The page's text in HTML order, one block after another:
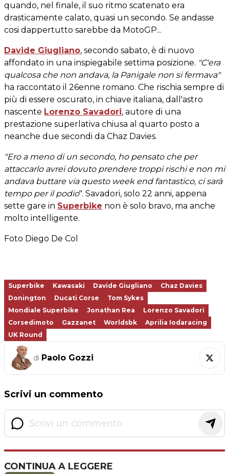
quando, nel finale, il suo ritmo scatenato era
drasticamente calato, quasi un secondo. Se andasse
cosi dappertutto sarebbe da MotoGP...
Davide Giugliano, secondo sabato, è di nuovo
affondato in una inspiegabile settima posizione. "C'era
qualcosa che non andava, la Panigale non si fermava"
ha raccontato il 26enne romano. Che rischia sempre di
più di essere oscurato, in chiave italiana, dall'astro
nascente Lorenzo Savadori, autore di una
prestazione superlativa chiusa al quarto posto a
neanche due secondi da Chaz Davies.
"Ero a meno di un secondo, ho pensato che per
attaccarlo avrei dovuto prendere troppi rischi e non mi
andava buttare via questo week end fantastico, ci sarà
tempo per il podio". Savadori, solo 22 anni, appena
sette gare in Superbike non è solo bravo, ma anche
molto intelligente.
Foto Diego De Col
Superbike Kawasaki Davide Giugliano
Chaz Davies
Donington
Ducati Corse
Tom Sykes
Mondiale Superbike
Jonathan Rea
Lorenzo Savadori
Corsedimoto
Gazzanet Worldsbk
Aprilia Iodaracing
UK Round
di Paolo Gozzi
Scrivi un commento
CONTINUA A LEGGERE